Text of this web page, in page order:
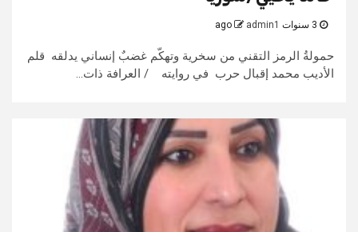
admin1
حمولةُ الرمز التقني من سخرية وتهكّم غضبٌ إنساني يدلقه قلم
الأديب محمد إقبال حرب في روايته / العرافة ذات...